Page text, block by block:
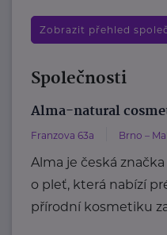
Zobrazit přehled
Společnosti
Alma-natural
Franzova 63a Brno –
Alma je česká
o pleť, která nabízí
přírodní kosmetiku